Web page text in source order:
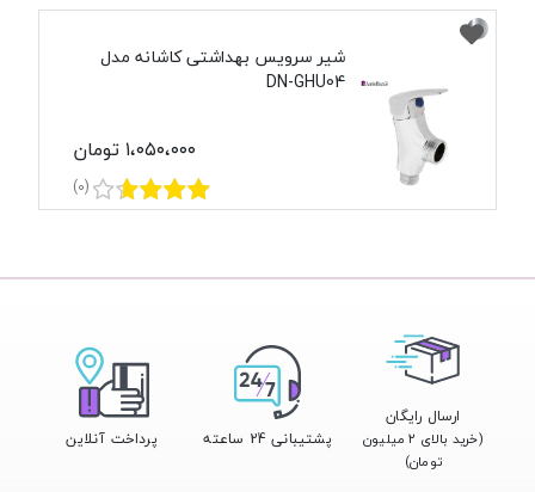
شیر سرویس بهداشتی کاشانه مدل
DN-GHU04
۱،۰۵۰،۰۰۰ تومان
(0)
ارسال رایگان
(خرید بالای ۲ میلیون
تومان)
پشتیبانی 24 ساعته پرداخت آنلاین